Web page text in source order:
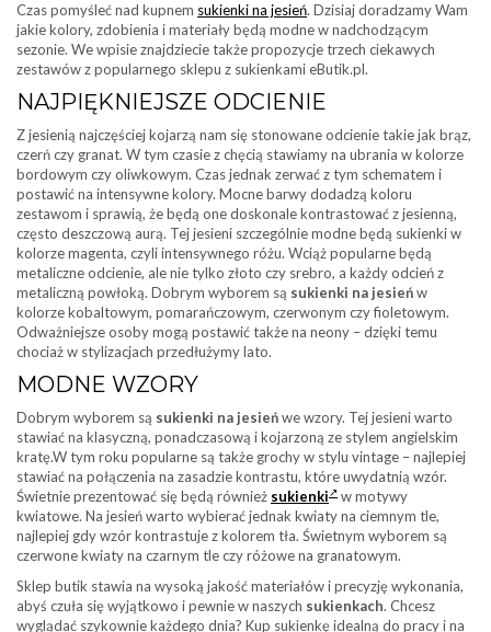
Czas pomyśleć nad kupnem sukienki na jesień. Dzisiaj doradzamy Wam
jakie kolory, zdobienia i materiały będą modne w nadchodzącym
sezonie. We wpisie znajdziecie także propozycje trzech ciekawych
zestawów z popularnego sklepu z sukienkami eButik.pl.
NAJPIĘKNIEJSZE ODCIENIE
Z jesienią najczęściej kojarzą nam się stonowane odcienie takie jak brąz,
czerń czy granat. W tym czasie z chęcią stawiamy na ubrania w kolorze
bordowym czy oliwkowym. Czas jednak zerwać z tym schematem i
postawić na intensywne kolory. Mocne barwy dodadzą koloru
zestawom i sprawią, że będą one doskonale kontrastować z jesienną,
często deszczową aurą. Tej jesieni szczególnie modne będą sukienki w
kolorze magenta, czyli intensywnego różu. Wciąż popularne będą
metaliczne odcienie, ale nie tylko złoto czy srebro, a każdy odcień z
metaliczną powłoką. Dobrym wyborem są sukienki na jesieńw
kolorze kobaltowym, pomarańczowym, czerwonym czy fioletowym.
Odważniejsze osoby mogą postawić także na neony – dzięki temu
chociaż w stylizacjach przedłużymy lato.
MODNE WZORY
Dobrym wyborem są sukienki na jesieńwe wzory. Tej jesieni warto
stawiać na klasyczną, ponadczasową i kojarzoną ze stylem angielskim
kratę.W tym roku popularne są także grochy w stylu vintage – najlepiej
stawiać na połączenia na zasadzie kontrastu, które uwydatnią wzór.
Świetnie prezentować się będą również sukienki
w motywy
kwiatowe. Na jesień warto wybierać jednak kwiaty na ciemnym tle,
najlepiej gdy wzór kontrastuje z kolorem tła. Świetnym wyborem są
czerwone kwiaty na czarnym tle czy różowe na granatowym.
Sklep butik stawia na wysoką jakość materiałów i precyzję wykonania,
abyś czuła się wyjątkowo i pewnie w naszych sukienkach. Chcesz
wyglądać szykownie każdego dnia? Kup sukienkę idealną do pracy i na